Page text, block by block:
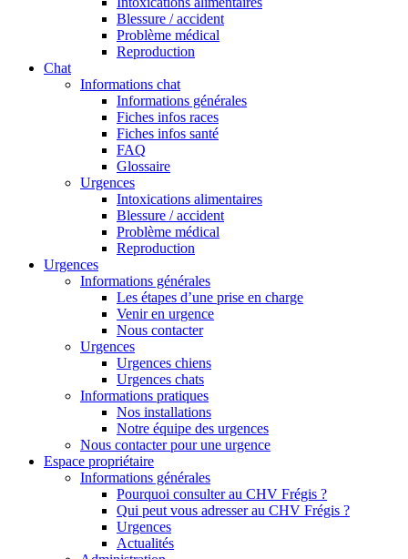
Blessure / accident
Problème médical
Reproduction
Chat
Informations chat
Informations générales
Fiches infos races
Fiches infos santé
FAQ
Glossaire
Urgences
Intoxications alimentaires
Blessure / accident
Problème médical
Reproduction
Urgences
Informations générales
Les étapes d’une prise en charge
Venir en urgence
Nous contacter
Urgences
Urgences chiens
Urgences chats
Informations pratiques
Nos installations
Notre équipe des urgences
Nous contacter pour une urgence
Espace propriétaire
Informations générales
Pourquoi consulter au CHV Frégis ?
Qui peut vous adresser au CHV Frégis ?
Urgences
Actualités